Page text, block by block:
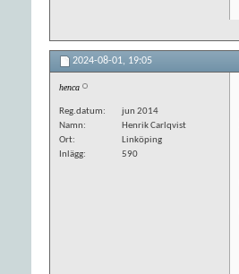
2024-08-01, 19:05
henca
Reg.datum
jun 2014
Namn
Henrik Carlqvist
Ort
Linköping
Inlägg
590